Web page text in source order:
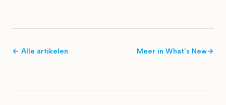
← Alle artikelen Meer in What's New→